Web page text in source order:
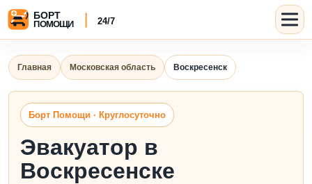
Главная Московская область Воскресенск
Борт Помощи · Круглосуточно
Эвакуатор в
Воскресенске